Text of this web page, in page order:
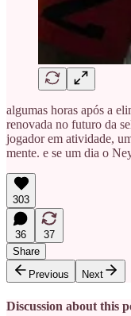
algumas horas após a
renovada no futuro da
jogador em atividade,
mente. e se um dia o
303
36
37
Share
Previous
Next
Discussion about this